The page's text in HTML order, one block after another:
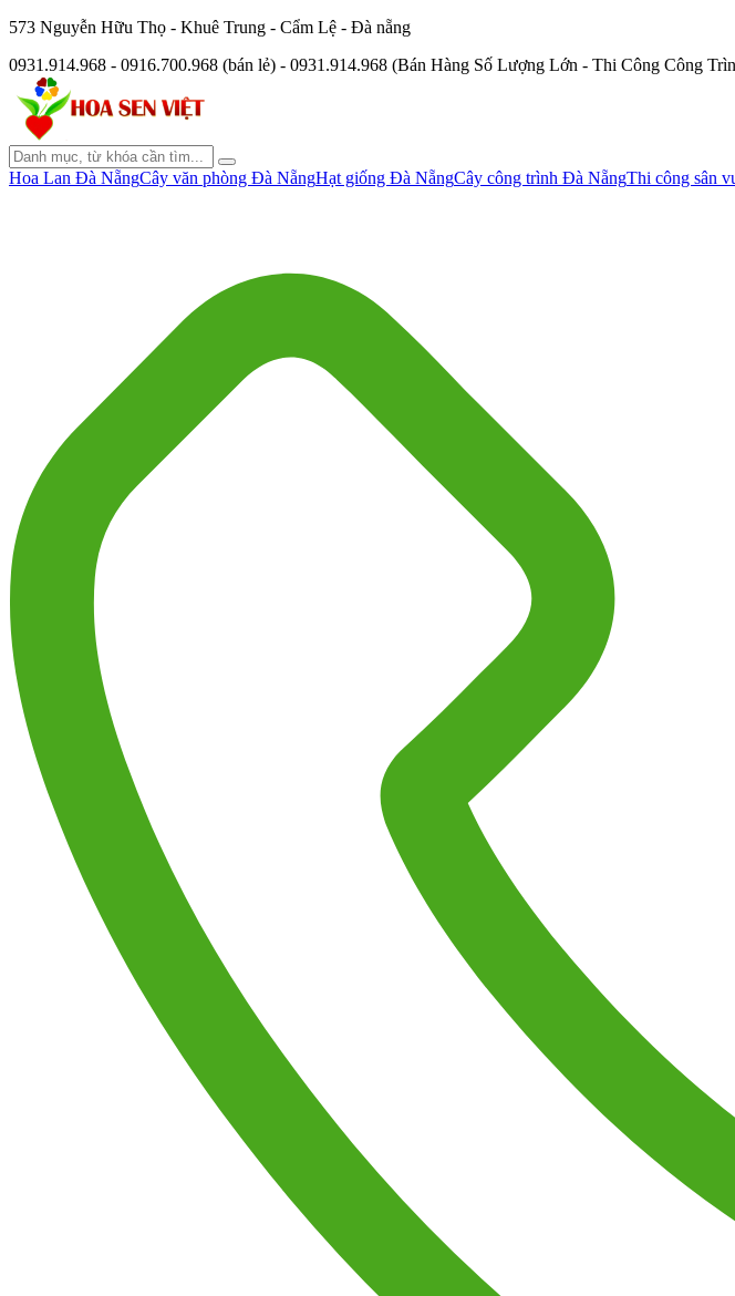
573 Nguyễn Hữu Thọ - Khuê Trung - Cẩm Lệ - Đà nẵng
0931.914.968 - 0916.700.968 (bán lẻ) - 0931.914.968 (Bán Hàng Số Lượng Lớn - Thi Công Công
Hoa Lan Đà NẵngCây văn phòng Đà NẵngHạt giống Đà NẵngCây công trình Đà NẵngThi công sân